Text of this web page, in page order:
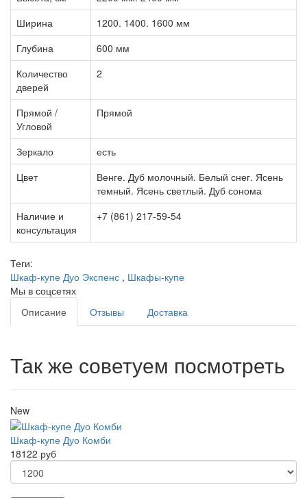
Ширина
1200. 1400. 1600 мм
Глубина
600 мм
Количество
дверей
2
Прямой /
Угловой
Прямой
Зеркало
есть
Цвет
Венге. Дуб молочный. Белый снег. Ясень
темный. Ясень светлый. Дуб сонома
Наличие и
консультация
+7 (861) 217-59-54
Теги:
Шкаф-купе Дуо Экспенс , Шкафы-купе
Мы в соцсетях
Описание
Отзывы Доставка
Так же советуем посмотреть
New
Шкаф-купе Дуо Комби
18122 руб